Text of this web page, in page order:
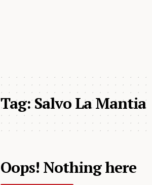
Tag:Salvo La Mantia
Oops! Nothing here